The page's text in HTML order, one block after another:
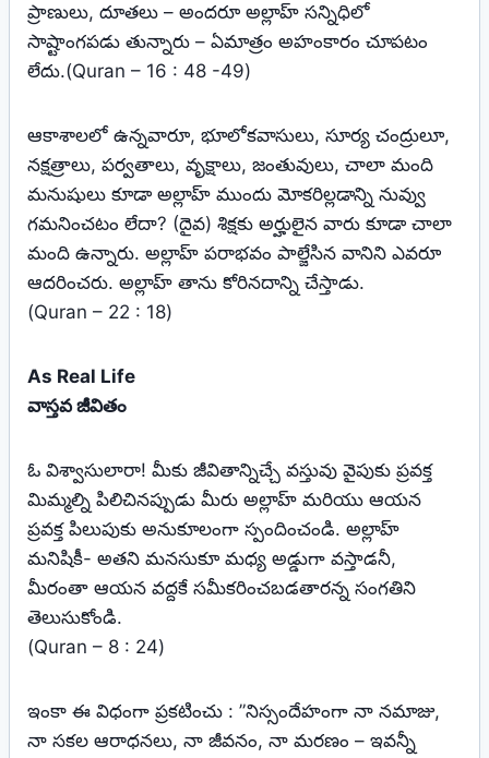
ప్రాణులు, దూతలు – అందరూ అల్లాహ్‌ సన్నిధిలో
సాష్టాంగపడు తున్నారు – ఏమాత్రం అహంకారం చూపటం
లేదు.(Quran – 16 : 48 -49)
ఆకాశాలలో ఉన్నవారూ, భూలోకవాసులు, సూర్య చంద్రులూ,
నక్షత్రాలు, పర్వతాలు, వృక్షాలు, జంతువులు, చాలా మంది
మనుషులు కూడా అల్లాహ్‌ ముందు మోకరిల్లడాన్ని నువ్వు
గమనించటం లేదా? (దైవ) శిక్షకు అర్హులైన వారు కూడా చాలా
మంది ఉన్నారు. అల్లాహ్‌ పరాభవం పాల్జేసిన వానిని ఎవరూ
ఆదరించరు. అల్లాహ్‌ తాను కోరినదాన్ని చేస్తాడు.
(Quran – 22 : 18)
As Real Life
వాస్తవ జీవితం
ఓ విశ్వాసులారా! మీకు జీవితాన్నిచ్చే వస్తువు వైపుకు ప్రవక్త
మిమ్మల్ని పిలిచినప్పుడు మీరు అల్లాహ్‌ మరియు ఆయన
ప్రవక్త పిలుపుకు అనుకూలంగా స్పందించండి. అల్లాహ్‌
మనిషికీ- అతని మనసుకూ మధ్య అడ్డుగా వస్తాడనీ,
మీరంతా ఆయన వద్దకే సమీకరించబడతారన్న సంగతిని
తెలుసుకోండి.
(Quran – 8 : 24)
ఇంకా ఈ విధంగా ప్రకటించు : ”నిస్సందేహంగా నా నమాజు,
నా సకల ఆరాధనలు, నా జీవనం, నా మరణం – ఇవన్నీ